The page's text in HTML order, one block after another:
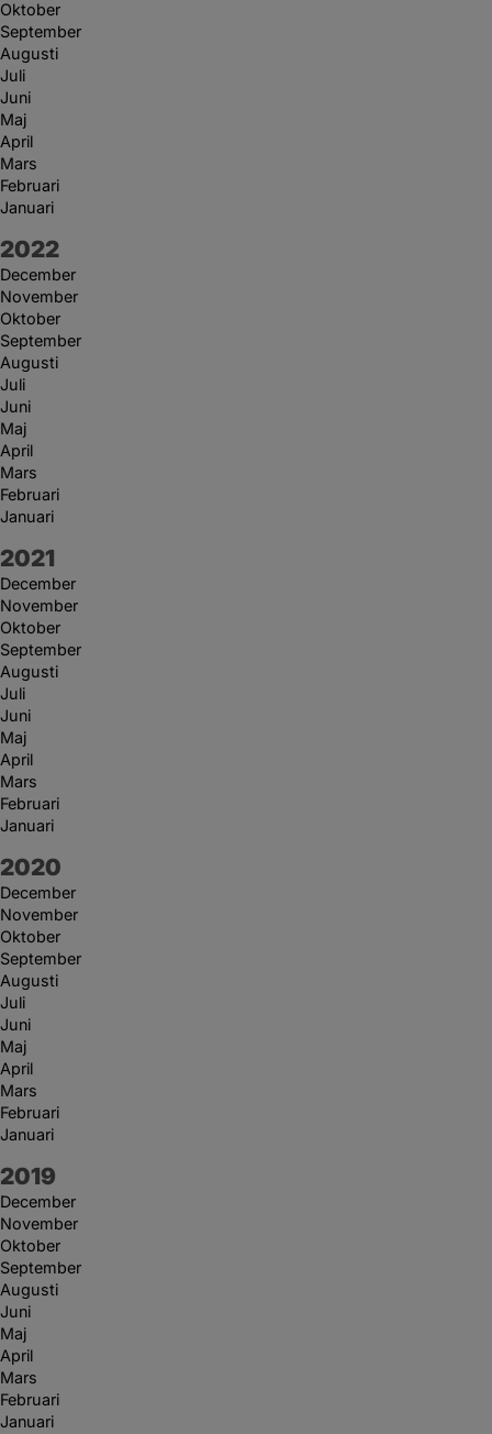
Oktober
September
Augusti
Juli
Juni
Maj
April
Mars
Februari
Januari
År:
2022
December
November
Oktober
September
Augusti
Juli
Juni
Maj
April
Mars
Februari
Januari
År:
2021
December
November
Oktober
September
Augusti
Juli
Juni
Maj
April
Mars
Februari
Januari
År:
2020
December
November
Oktober
September
Augusti
Juli
Juni
Maj
April
Mars
Februari
Januari
År:
2019
December
November
Oktober
September
Augusti
Juni
Maj
April
Mars
Februari
Januari